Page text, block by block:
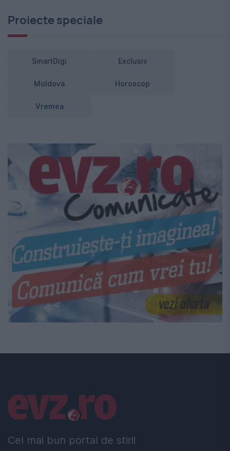
Proiecte speciale
SmartDigi Exclusiv
Moldova Horoscop
Vremea
Cel mai bun portal de stiri!
Linkuri utile